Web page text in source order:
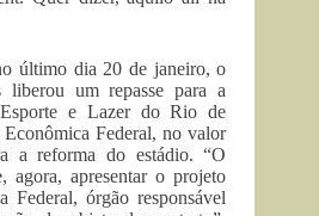
último dia 20 de janeiro, o
liberou um repasse para a
Esporte e Lazer do Rio de
Federal, no valor
a reforma do estádio. “O
agora, apresentar o projeto
Federal, órgão responsável